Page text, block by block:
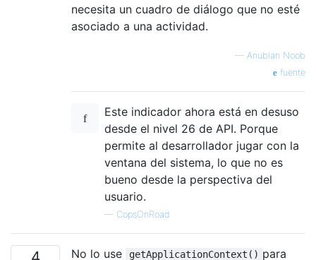
necesita un cuadro de diálogo que no esté
asociado a una actividad.
— Anubian Noob
fuente
Este indicador ahora está en desuso
desde el nivel 26 de API. Porque
permite al desarrollador jugar con la
ventana del sistema, lo que no es
bueno desde la perspectiva del
usuario.
— CopsOnRoad
No lo use getApplicationContext() para